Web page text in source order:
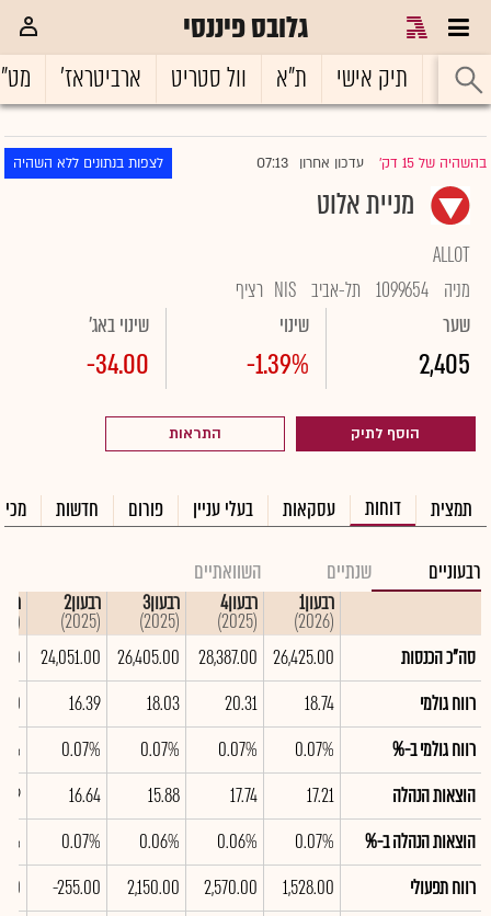
גלובס פיננסי
ראשי תיק אישי ת"א וול סטריט ארביטראז'
בהשהיה של 15 דק' |עדכון אחרון 07:13 לצפות בנתונים ללא השהיה
מניית אלוט
ALLOT
מניה 1099654 תל-אביב NIS רציף
שער
2,405
שינוי
-1.39%
שינוי באג'
-34.00
הוסף לתיק התראות
תמצית דוחות עסקאות בעלי עניין פורום חדשות
רבעוניים שנתיים השוואתיים
רבעון1
(2026)
רבעון4
(2025)
רבעון3
(2025)
רבעון2
(2025)
(2025)
סה"כ הכנסות
26,425.00
28,387.00
26,405.00
24,051.00
רווח גולמי
18.74
20.31
18.03
16.39
רווח גולמי ב-%
0.07%
0.07%
0.07%
0.07%
הוצאות הנהלה
17.21
17.74
15.88
16.64
הוצאות הנהלה ב-%
0.07%
0.06%
0.06%
0.07%
רווח תפעולי
1,528.00
2,570.00
2,150.00
-255.00